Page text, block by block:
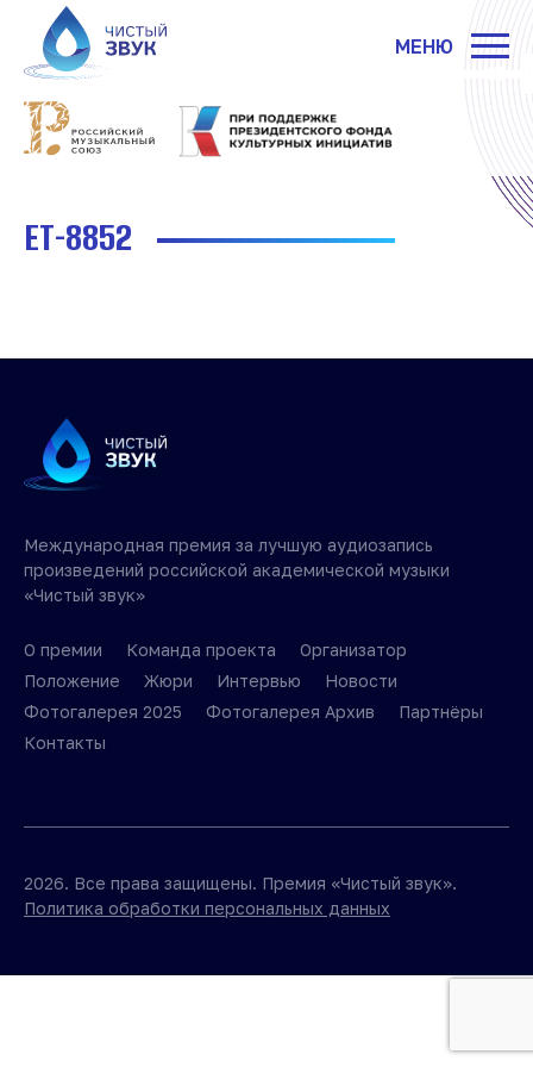
МЕНЮ
ET-8852
Международная премия за лучшую аудиозапись
произведений российской академической музыки
«Чистый звук»
О премии Команда проекта
Организатор
Положение
Жюри Интервью
Новости
Фотогалерея 2025
Фотогалерея Архив
Партнёры
Контакты
2026. Все права защищены. Премия «Чистый звук».
Политика обработки персональных данных